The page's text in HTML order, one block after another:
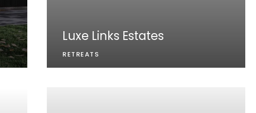
Luxe Links Estates
RETREATS